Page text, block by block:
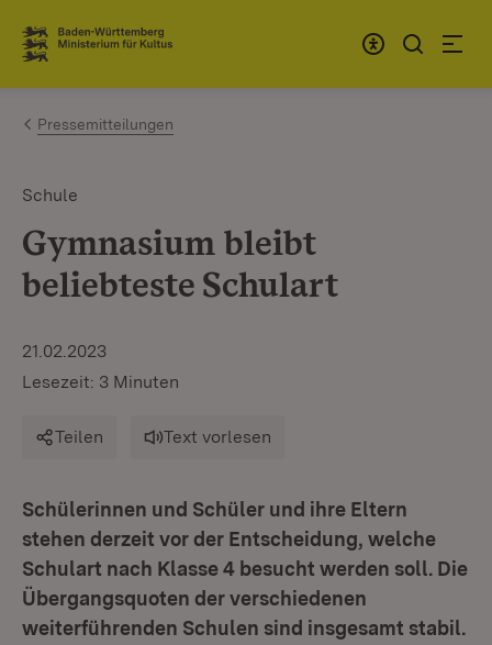
Zum Inhalt springen
Link zur Startseite
Pressemitteilungen
Schule
Gymnasium bleibt
beliebteste Schulart
21.02.2023
Lesezeit: 3 Minuten
Teilen Text vorlesen
Schülerinnen und Schüler und ihre Eltern
stehen derzeit vor der Entscheidung, welche
Schulart nach Klasse 4 besucht werden soll. Die
Übergangsquoten der verschiedenen
weiterführenden Schulen sind insgesamt stabil.